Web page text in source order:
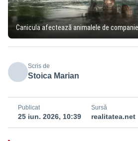
Canicula afectează animalele de companie
Scris de
Stoica Marian
Publicat
25 iun. 2026, 10:39
Sursă
realitatea.net